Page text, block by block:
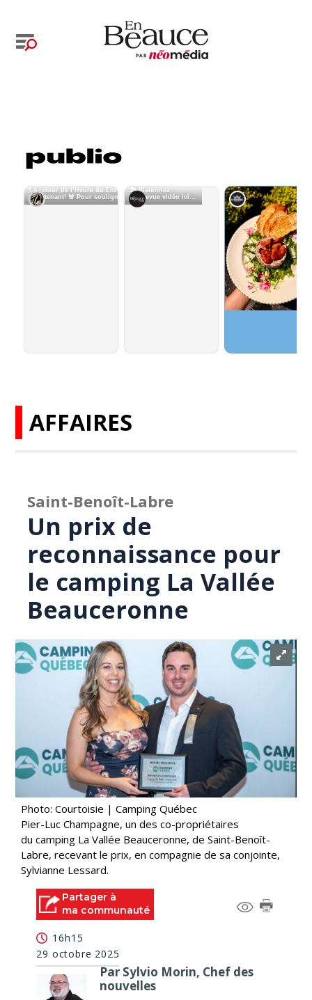
AFFAIRES
Saint-Benoît-Labre
Un prix de
reconnaissance pour
le camping La Vallée
Beauceronne
Photo: Courtoisie | Camping Québec
Pier-Luc Champagne, un des co-propriétaires
du camping La Vallée Beauceronne, de Saint-Benoît-
Labre, recevant le prix, en compagnie de sa conjointe,
Sylvianne Lessard.
Partager à
ma communauté
16h15
29 octobre 2025
Par Sylvio Morin, Chef des
nouvelles